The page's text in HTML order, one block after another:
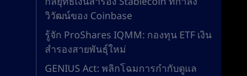
วิวัฒน์ของ Coinbase
รู้จัก ProShares IQMM: กองทุน ETF เงิน
สำรองสายพันธุ์ใหม่
GENIUS Act: พลิกโฉมการกำกับดูแล